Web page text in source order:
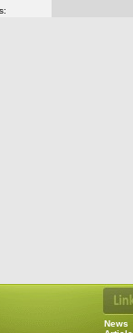
News